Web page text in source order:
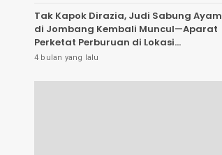
Tak Kapok Dirazia, Judi Sabung Ayam
di Jombang Kembali Muncul—Aparat
Perketat Perburuan di Lokasi
Tersembunyi
4 bulan yang lalu